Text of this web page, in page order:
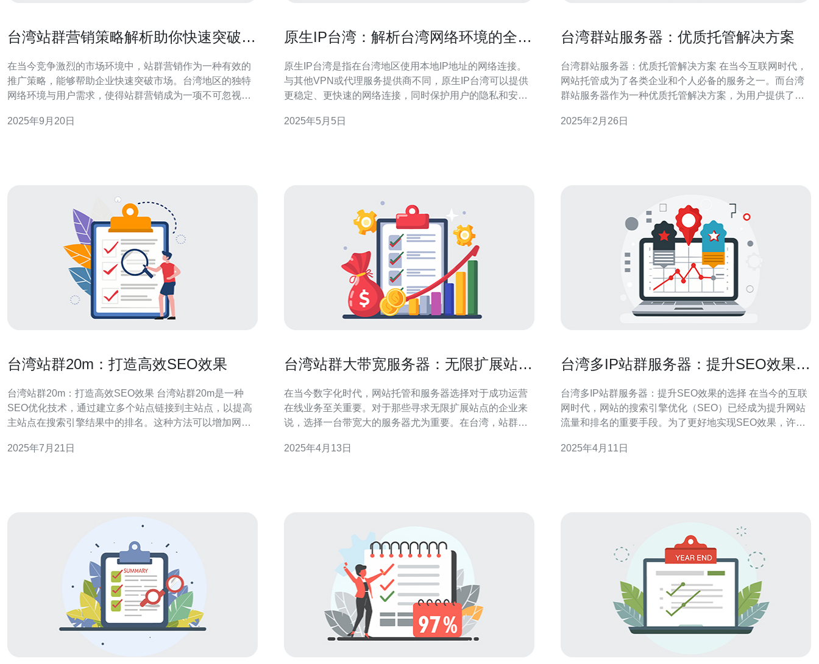
台湾站群营销策略解析助你快速突破市
在当今竞争激烈的市场环境中，站群营销作为一种有效的
推广策略，能够帮助企业快速突破市场。台湾地区的独特
网络环境与用户需求，使得站群营销成为一项不可忽视的
适合的服务提供商——德讯电讯，助力企业在互联网中脱
2025年9月20日
原生IP台湾：解析台湾网络环境的全新
原生IP台湾是指在台湾地区使用本地IP地址的网络连接。
与其他VPN或代理服务提供商不同，原生IP台湾可以提供
更稳定、更快速的网络连接，同时保护用户的隐私和安
原生IP台湾可以带来以下优势： 更快速的网络连接：使用
2025年5月5日
台湾群站服务器：优质托管解决方案
台湾群站服务器：优质托管解决方案 在当今互联网时代，
网站托管成为了各类企业和个人必备的服务之一。而台湾
群站服务器作为一种优质托管解决方案，为用户提供了稳
在托管行业中的地位。 1. 优质硬件设施：台湾群站服务器
2025年2月26日
台湾站群20m：打造高效SEO效果
台湾站群20m：打造高效SEO效果 台湾站群20m是一种
SEO优化技术，通过建立多个站点链接到主站点，以提高
主站点在搜索引擎结果中的排名。这种方法可以增加网站
词：在建立站群网站时，要选择与主站点相关的关键词，
2025年7月21日
台湾站群大带宽服务器：无限扩展站点
在当今数字化时代，网站托管和服务器选择对于成功运营
在线业务至关重要。对于那些寻求无限扩展站点的企业来
说，选择一台带宽大的服务器尤为重要。在台湾，站群大
大带宽服务器是指具备高速、高带宽的服务器设备，能够
2025年4月13日
台湾多IP站群服务器：提升SEO效果的
台湾多IP站群服务器：提升SEO效果的选择 在当今的互联
网时代，网站的搜索引擎优化（SEO）已经成为提升网站
流量和排名的重要手段。为了更好地实现SEO效果，许多
介绍多IP站群服务器的概念和优势，并探讨其如何提升
2025年4月11日